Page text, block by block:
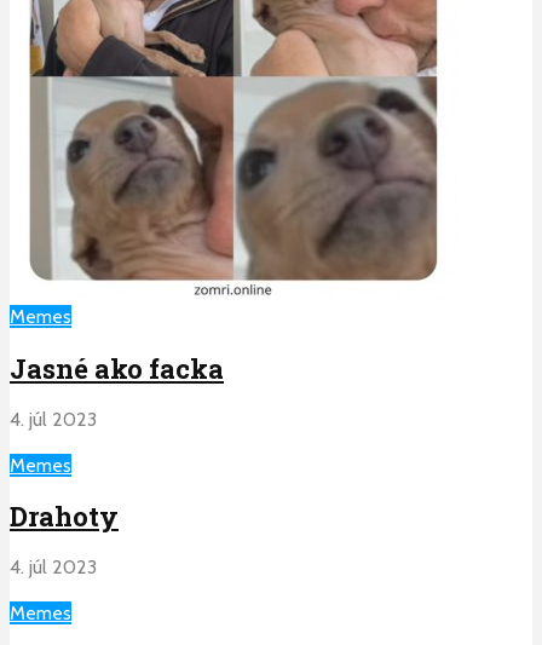
Memes
Jasné ako facka
4. júl 2023
Memes
Drahoty
4. júl 2023
Memes